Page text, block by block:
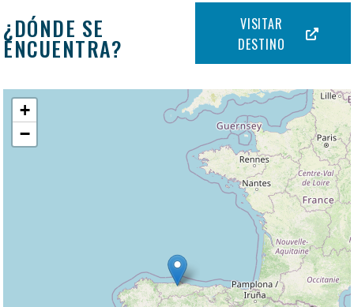
¿DÓNDE SE
ENCUENTRA?
VISITAR
DESTINO
+
−